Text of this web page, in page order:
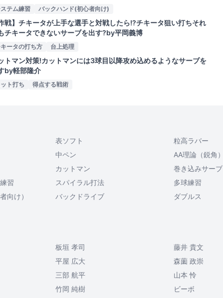
テム練習 バックハンド(初心者向け)
作戦】チキータが上手な選手と対戦したら!?チキータ狙い打ちそれ
チキータできないサーブを出す?by平岡義博
ータの打ち方 台上処理
トマン対策!カットマンには3球目以降攻め込めるようなサーブを
by軽部隆介
ト打ち 得点する戦術
表ソフト
粒高ラバー
中ペン
AA理論（鋭角）
カットマン
巻き込みサーブ
習 スパイラル打法
多球練習
向け） バックドライブ ダブルス
板垣 孝司
藤井 貴文
平屋 広大
森薗 政崇
三部 航平
山本 怜
竹岡 純樹 ビーボ